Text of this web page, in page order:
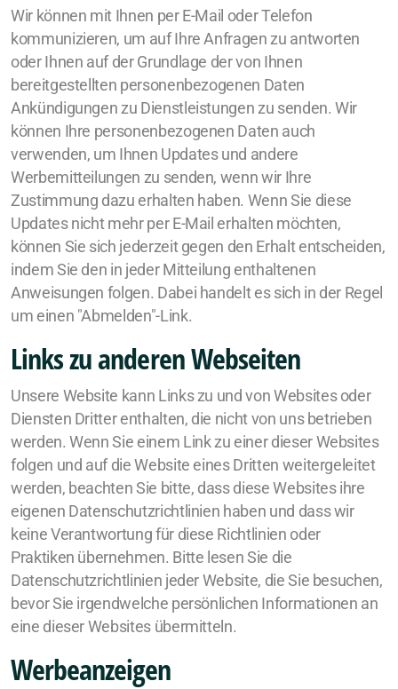
Wir können mit Ihnen per E-Mail oder Telefon
kommunizieren, um auf Ihre Anfragen zu antworten
oder Ihnen auf der Grundlage der von Ihnen
bereitgestellten personenbezogenen Daten
Ankündigungen zu Dienstleistungen zu senden. Wir
können Ihre personenbezogenen Daten auch
verwenden, um Ihnen Updates und andere
Werbemitteilungen zu senden, wenn wir Ihre
Zustimmung dazu erhalten haben. Wenn Sie diese
Updates nicht mehr per E-Mail erhalten möchten,
können Sie sich jederzeit gegen den Erhalt entscheiden,
indem Sie den in jeder Mitteilung enthaltenen
Anweisungen folgen. Dabei handelt es sich in der Regel
um einen "Abmelden"-Link.
Links zu anderen Webseiten
Unsere Website kann Links zu und von Websites oder
Diensten Dritter enthalten, die nicht von uns betrieben
werden. Wenn Sie einem Link zu einer dieser Websites
folgen und auf die Website eines Dritten weitergeleitet
werden, beachten Sie bitte, dass diese Websites ihre
eigenen Datenschutzrichtlinien haben und dass wir
keine Verantwortung für diese Richtlinien oder
Praktiken übernehmen. Bitte lesen Sie die
Datenschutzrichtlinien jeder Website, die Sie besuchen,
bevor Sie irgendwelche persönlichen Informationen an
eine dieser Websites übermitteln.
Werbeanzeigen